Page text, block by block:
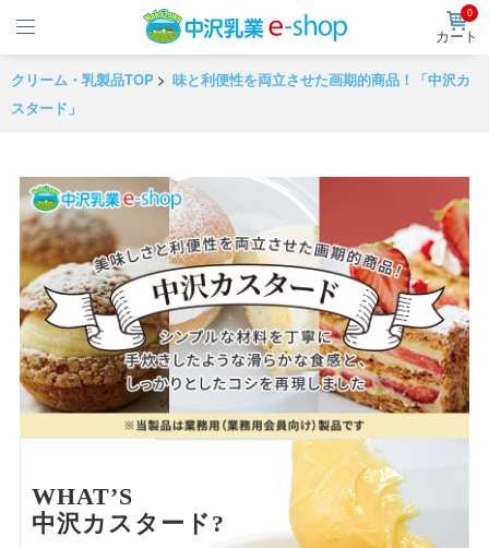
0
カート
クリーム・乳製品TOP
味と利便性を両立させた画期的商品！「中沢カ
スタード」
WHAT’S
中沢カスタード?